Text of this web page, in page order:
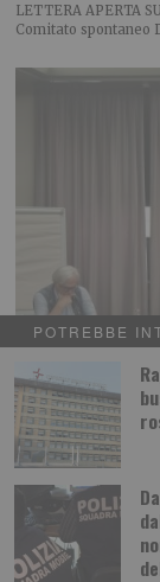
POTREBBE
LETTERA APERTA
Comitato spontaneo
L’importanza
Merlo, Nallo e
organizzato dalla